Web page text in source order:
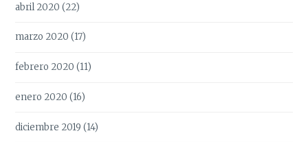
abril 2020 (22)
marzo 2020 (17)
febrero 2020 (11)
enero 2020 (16)
diciembre 2019 (14)